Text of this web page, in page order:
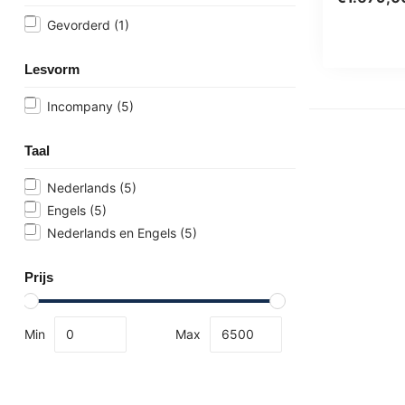
Gevorderd (1)
Lesvorm
Incompany (5)
Taal
Nederlands (5)
Engels (5)
Nederlands en Engels (5)
Prijs
Min Max